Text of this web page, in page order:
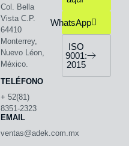
Col. Bella
Vista C.P.
64410
Monterrey,
Nuevo Léon,
México.
TELÉFONO
+ 52(81)
8351-2323
EMAIL
ventas@adek.com.mx
WhatsApp
ISO
9001:
2015